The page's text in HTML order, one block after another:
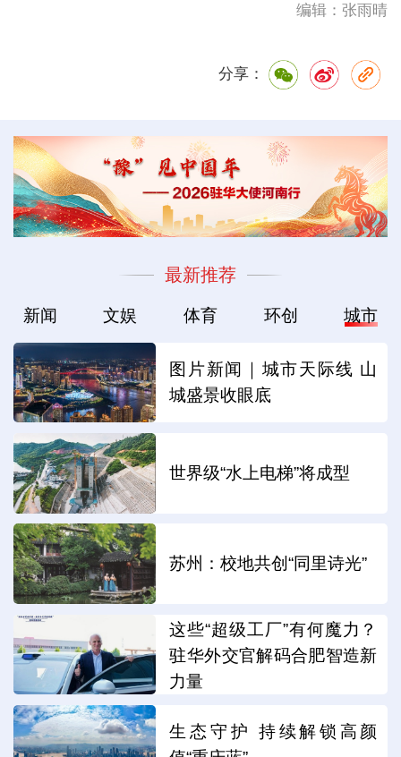
编辑：张雨晴
分享：
最新推荐
新闻 文娱 体育 环创 城市
图片新闻｜城市天际线 山
城盛景收眼底
世界级“水上电梯”将成型
苏州：校地共创“同里诗光”
这些“超级工厂”有何魔力？
驻华外交官解码合肥智造新
力量
生态守护 持续解锁高颜